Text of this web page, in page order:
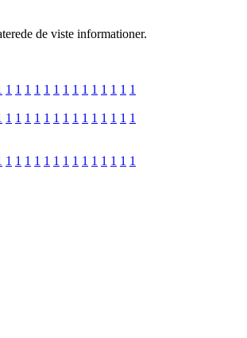
de viste informationer.
1 1 1 1 1 1 1 1 1 1 1 1 1 1
1 1 1 1 1 1 1 1 1 1 1 1 1 1
1 1 1 1 1 1 1 1 1 1 1 1 1 1